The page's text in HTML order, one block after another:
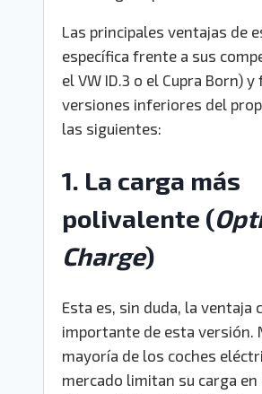
Las principales ventajas de
específica frente a sus
el VW ID.3 o el Cupra Born)
versiones inferiores del
las siguientes:
1. La carga más
polivalente (
Charge)
Esta es, sin duda, la ventaja
importante de esta versión.
mayoría de los coches
mercado limitan su carga